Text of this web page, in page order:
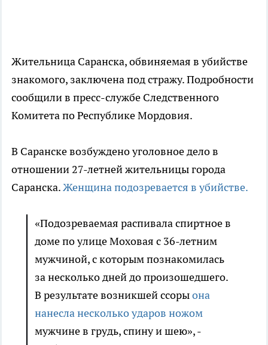
Жительница Саранска, обвиняемая в убийстве
знакомого, заключена под стражу. Подробности
сообщили в пресс-службе Следственного
Комитета по Республике Мордовия.
В Саранске возбуждено уголовное дело в
отношении 27-летней жительницы города
Саранска.Женщина подозревается в убийстве.
«Подозреваемая распивала спиртное в
доме по улице Моховая с 36-летним
мужчиной, с которым познакомилась
за несколько дней до произошедшего.
В результате возникшей ссорыона
нанесла несколько ударов ножом
мужчине в грудь, спину и шею», -